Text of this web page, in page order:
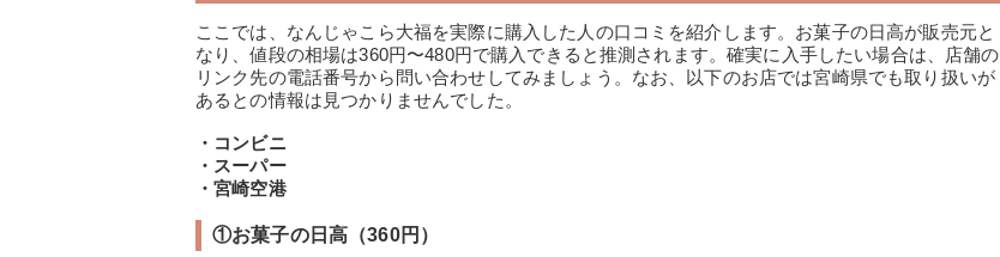
ここでは、なんじゃこら大福を実際に購入した人の口コミを紹介します。お菓子の日高が販売元と
なり、値段の相場は360円〜480円で購入できると推測されます。確実に入手したい場合は、店舗の
リンク先の電話番号から問い合わせしてみましょう。なお、以下のお店では宮崎県でも取り扱いが
あるとの情報は見つかりませんでした。
・コンビニ
・スーパー
・宮崎空港
①お菓子の日高（360円）